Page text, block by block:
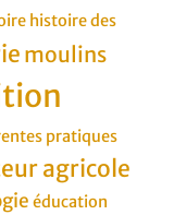
histoire des
moulins
pratiques
agricole
éducation